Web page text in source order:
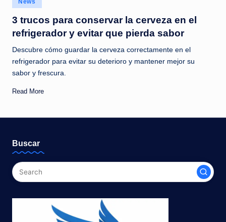
c
i
a
s
a
l
s
t
a
in
News
3 trucos para conservar la cerveza en el
refrigerador y evitar que pierda sabor
Descubre cómo guardar la cerveza correctamente en el
refrigerador para evitar su deterioro y mantener mejor su
sabor y frescura.
Read More
Buscar